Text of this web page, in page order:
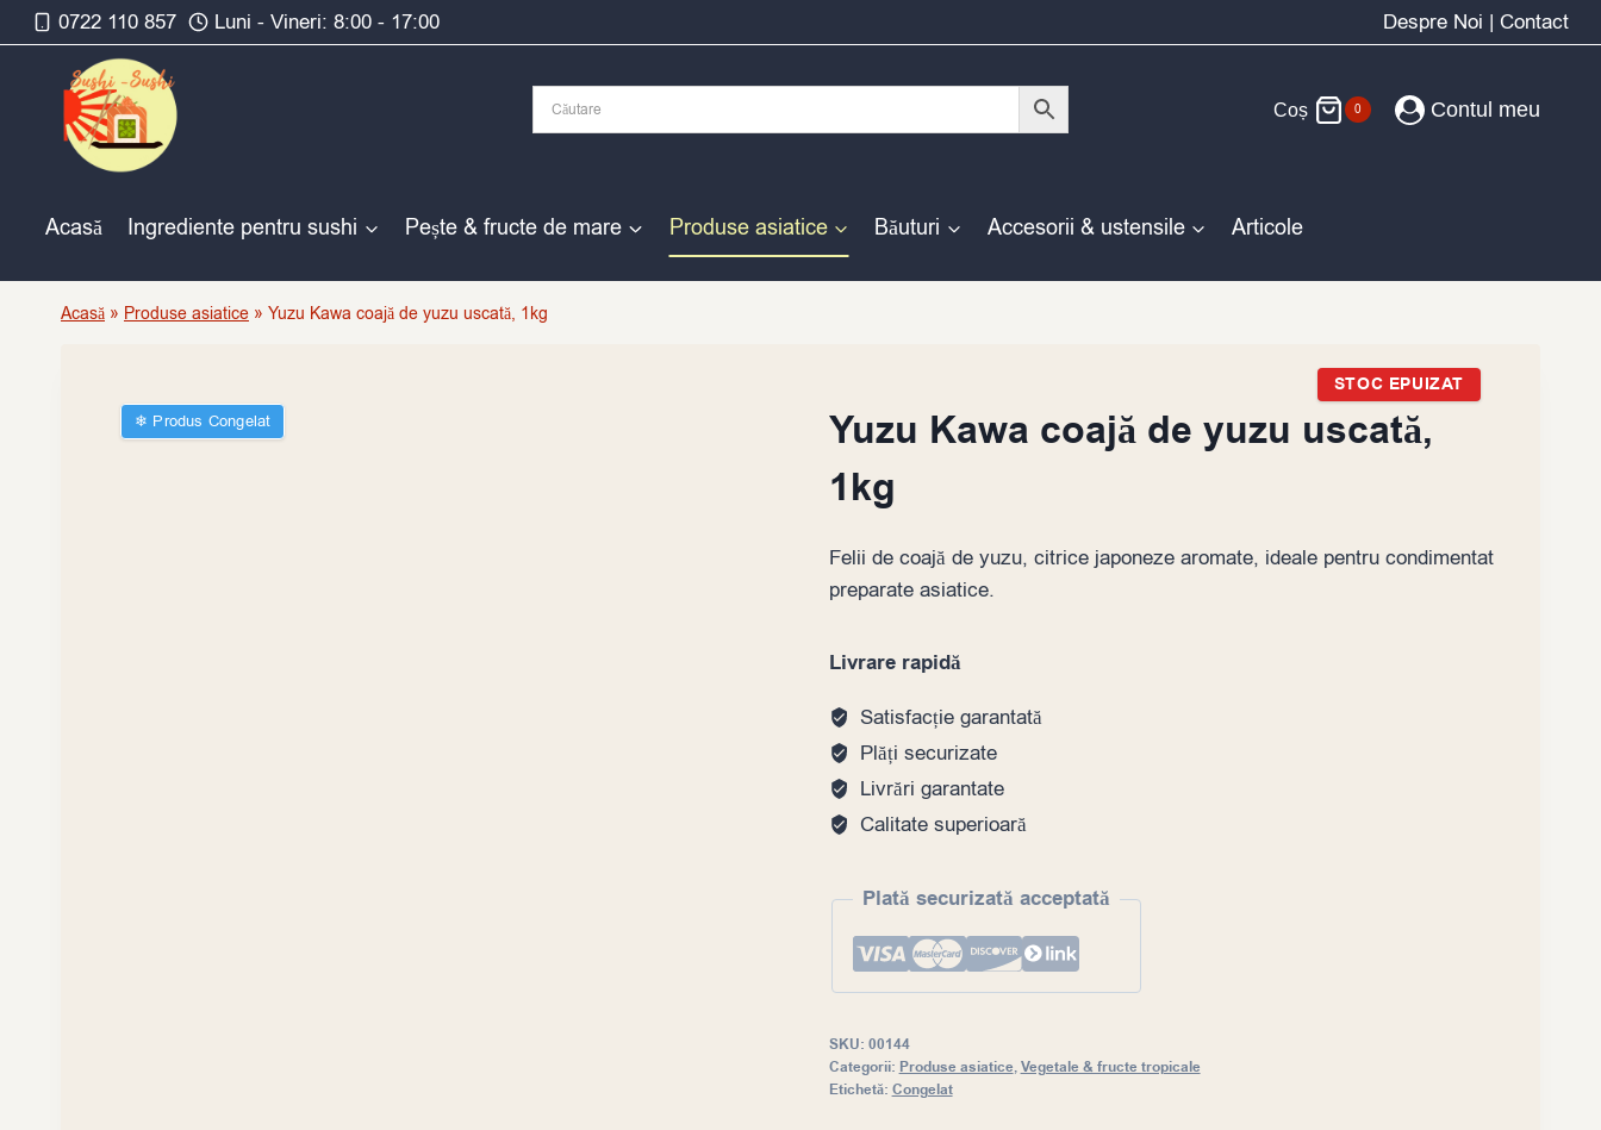
Skip
to
0722 110 857 Luni - Vineri: 8:00 - 17:00 Despre Noi | Contact
Coș 0 Contul meu
Acasă Ingrediente pentru sushi Pește & fructe de mare Produse asiatice Băuturi Accesorii & ustensile Articole
Acasă » Produse asiatice » Yuzu Kawa coajă de yuzu uscată, 1kg
❄︎ Produs Congelat
STOC EPUIZAT
Yuzu Kawa coajă de yuzu uscată,
1kg
Felii de coajă de yuzu, citrice japoneze aromate, ideale pentru condimentat
preparate asiatice.
Livrare rapidă
Satisfacție garantată
Plăți securizate
Livrări garantate
Calitate superioară
Plată securizată acceptată
SKU: 00144
Categorii:Produse asiatice,Vegetale & fructe tropicale
Etichetă:Congelat